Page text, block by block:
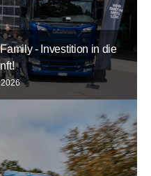
- Investition in die